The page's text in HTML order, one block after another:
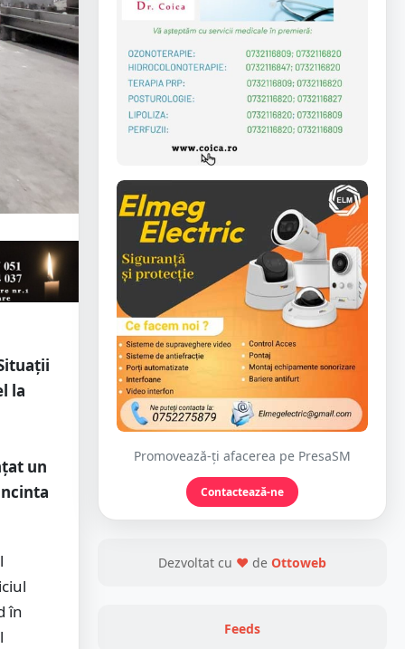
la
un
în
Promovează-ți afacerea pe PresaSM
Contactează-ne
Dezvoltat cu ❤ de Ottoweb
Feeds